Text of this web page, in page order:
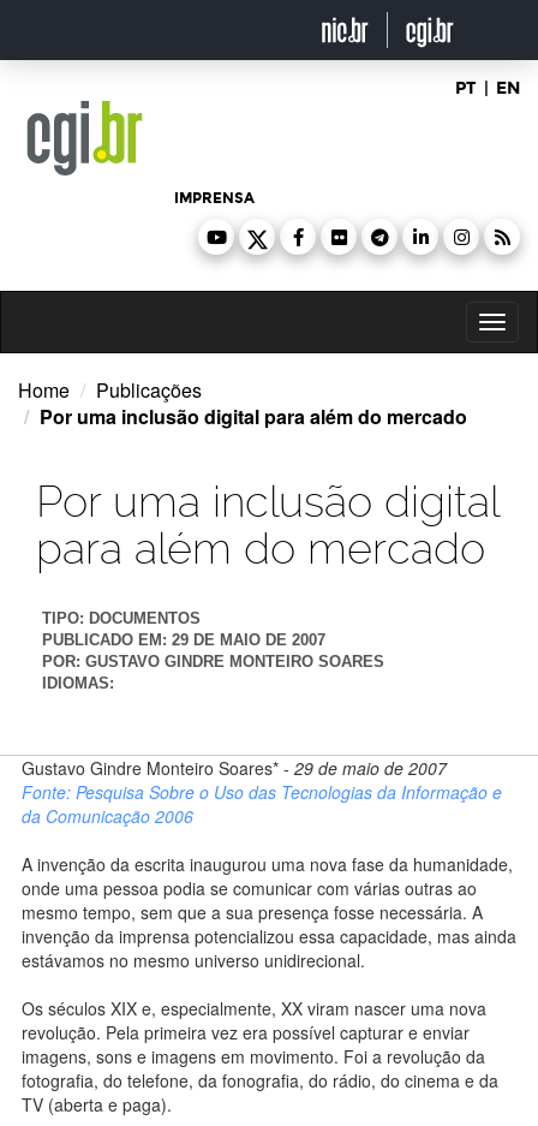
o
PT | EN
IMPRENSA
Home
Publicações
Por uma inclusão digital para além do mercado
Por uma inclusão digital
para além do mercado
TIPO: DOCUMENTOS
PUBLICADO EM: 29 DE MAIO DE 2007
POR: GUSTAVO GINDRE MONTEIRO SOARES
IDIOMAS:
Gustavo Gindre Monteiro Soares* - 29 de maio de 2007
Fonte: Pesquisa Sobre o Uso das Tecnologias da Informação e
da Comunicação 2006
A invenção da escrita inaugurou uma nova fase da humanidade,
onde uma pessoa podia se comunicar com várias outras ao
mesmo tempo, sem que a sua presença fosse necessária. A
invenção da imprensa potencializou essa capacidade, mas ainda
estávamos no mesmo universo unidirecional.
Os séculos XIX e, especialmente, XX viram nascer uma nova
revolução. Pela primeira vez era possível capturar e enviar
imagens, sons e imagens em movimento. Foi a revolução da
fotografia, do telefone, da fonografia, do rádio, do cinema e da
TV (aberta e paga).